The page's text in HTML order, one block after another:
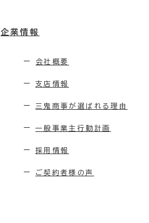
企業情報
会社概要
支店情報
三鬼商事が選ばれる理由
一般事業主行動計画
採用情報
ご契約者様の声